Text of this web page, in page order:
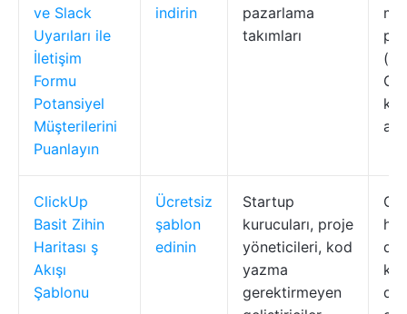
ve Slack
Uyarıları ile
İletişim
Formu
Potansiyel
Müşterilerini
Puanlayın
indirin
pazarlama
takımları
ClickUp
Basit Zihin
Haritası ş
Akışı
Şablonu
Ücretsiz
şablon
edinin
Startup
kurucuları, proje
yöneticileri, kod
yazma
gerektirmeyen